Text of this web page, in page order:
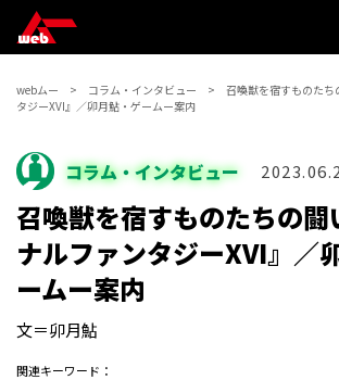
webムー コラム・インタビュー
召喚獣を宿すものた
タジーXVI』／卯月鮎・ゲームー案内
コラム・インタビュー
召喚獣を宿すものたちの闘
ナルファンタジーXVI』／
ームー案内
文＝卯月鮎
関連キーワード：